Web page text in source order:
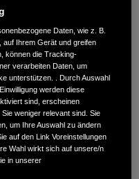
Daten, wie z. B.
auf Ihrem Gerät und greifen
können die Tracking-
verarbeiten Daten, um
unterstützen. . Durch Auswahl
werden diese
sind, erscheinen
weniger relevant sind. Sie
um Ihre Auswahl zu ändern
auf den Link Voreinstellungen
Wahl wirkt sich auf unsere/n
in unserer